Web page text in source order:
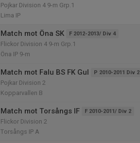
Pojkar Division 4 9-m Grp.1
Lima IP
Match mot Öna SK F 2012-2013/ Div 4
Flickor Division 4 9-m Grp.1
Öna IP 9-m
Match mot Falu BS FK Gul P 2010-2011 Div 2
Pojkar Division 2
Kopparvallen B
Match mot Torsångs IF F 2010-2011/ Div 2
Flickor Division 2
Torsångs IP A